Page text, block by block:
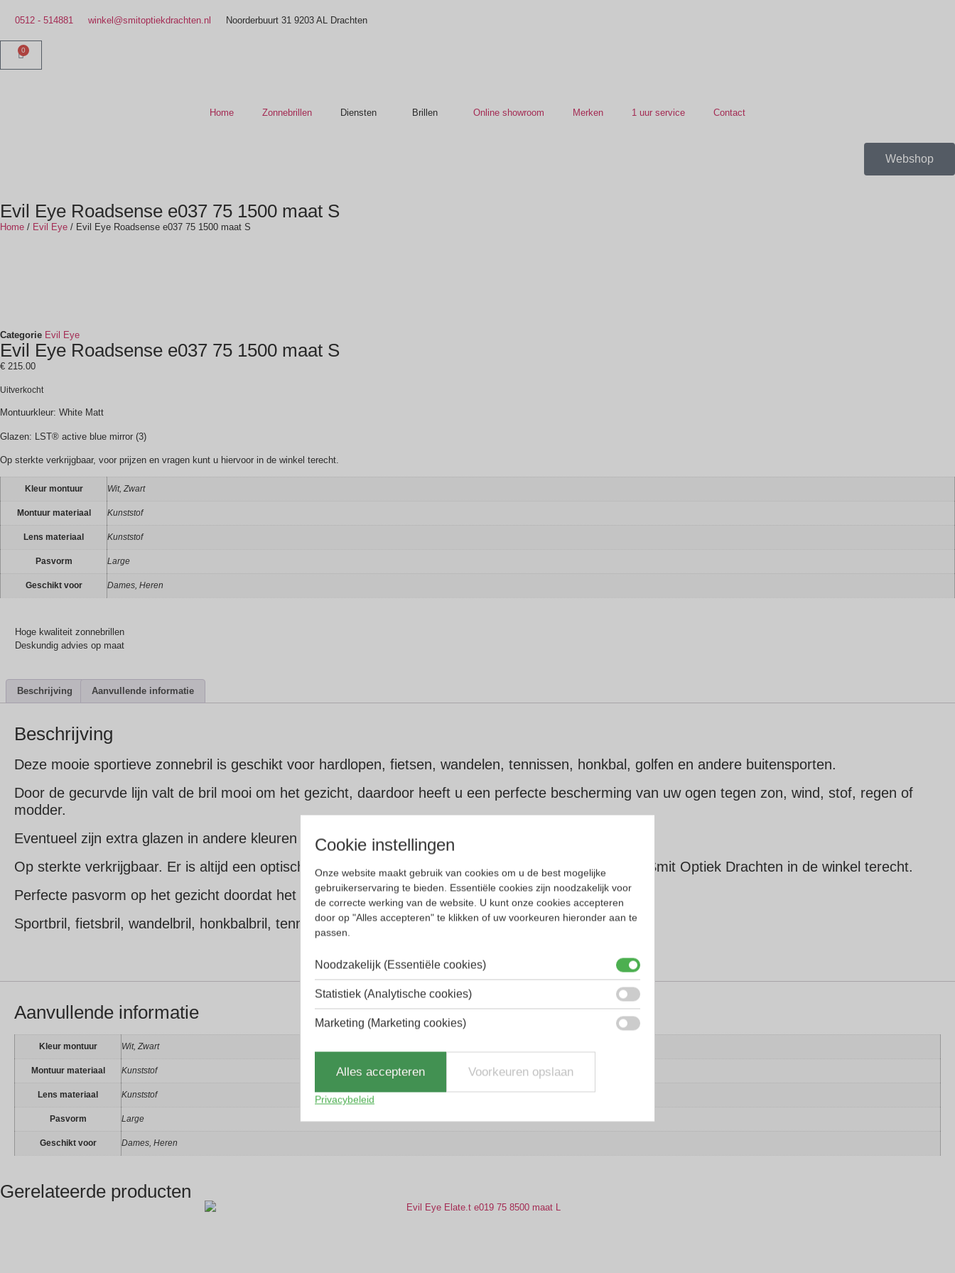
0512 - 514881 winkel@smitoptiekdrachten.nl Noorderbuurt 31 9203 AL Drachten
0
Home Zonnebrillen Diensten Brillen Online showroom Merken 1 uur service Contact
Webshop
Evil Eye Roadsense e037 75 1500 maat S
Home / Evil Eye / Evil Eye Roadsense e037 75 1500 maat S
Categorie Evil Eye
Evil Eye Roadsense e037 75 1500 maat S
€ 215.00
Uitverkocht
Montuurkleur: White Matt
Glazen: LST® active blue mirror (3)
Op sterkte verkrijgbaar, voor prijzen en vragen kunt u hiervoor in de winkel terecht.
Kleur montuur Wit, Zwart
Montuur materiaal Kunststof
Lens materiaal Kunststof
Pasvorm Large
Geschikt voor Dames, Heren
Hoge kwaliteit zonnebrillen
Deskundig advies op maat
Beschrijving Aanvullende informatie
Beschrijving
Deze mooie sportieve zonnebril is geschikt voor hardlopen, fietsen, wandelen, tennissen, honkbal, golfen en andere buitensporten.
Door de gecurvde lijn valt de bril mooi om het gezicht, daardoor heeft u een perfecte bescherming van uw ogen tegen zon, wind, stof, regen of
modder.
Eventueel zijn extra glazen in andere kleuren los bij te bestellen (ook blank)
Op sterkte verkrijgbaar. Er is altijd een optische oplossing. Voor prijzen en vragen hierover kunt u bij Smit Optiek Drachten in de winkel terecht.
Perfecte pasvorm op het gezicht doordat het montuur gekanteld kan worden.
Sportbril, fietsbril, wandelbril, honkbalbril, tennisbril, hardloopbril, golfbril, verstelbare inclinatiehoek
Aanvullende informatie
Kleur montuur Wit, Zwart
Montuur materiaal Kunststof
Lens materiaal Kunststof
Pasvorm Large
Geschikt voor Dames, Heren
Gerelateerde producten
Cookie instellingen
Onze website maakt gebruik van cookies om u de best mogelijke
gebruikerservaring te bieden. Essentiële cookies zijn noodzakelijk voor
de correcte werking van de website. U kunt onze cookies accepteren
door op "Alles accepteren" te klikken of uw voorkeuren hieronder aan te
passen.
Noodzakelijk (Essentiële cookies)
Statistiek (Analytische cookies)
Marketing (Marketing cookies)
Alles accepteren Voorkeuren opslaan
Privacybeleid